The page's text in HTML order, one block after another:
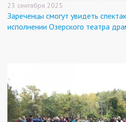
23 сентября 2025
Зареченцы смогут увидеть
исполнении Озерского театра